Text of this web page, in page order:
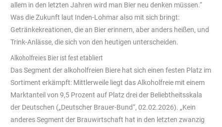
allem in den letzten Jahren wird man Bier neu denken müssen.“
Was die Zukunft laut Inden-Lohmar also mit sich bringt:
Getränkekreationen, die an Bier erinnern, aber anders heißen, und
Trink-Anlässe, die sich von den heutigen unterscheiden.
Alkoholfreies Bier ist fest etabliert
Das Segment der alkoholfreien Biere hat sich einen festen Platz im
Sortiment erkämpft: Mittlerweile liegt das Alkoholfreie mit einem
Marktanteil von 9,5 Prozent auf Platz drei der Beliebtheitsskala
der Deutschen („Deutscher Brauer-Bund“, 02.02.2026). „Kein
anderes Segment der Brauwirtschaft hat in den letzten zwanzig